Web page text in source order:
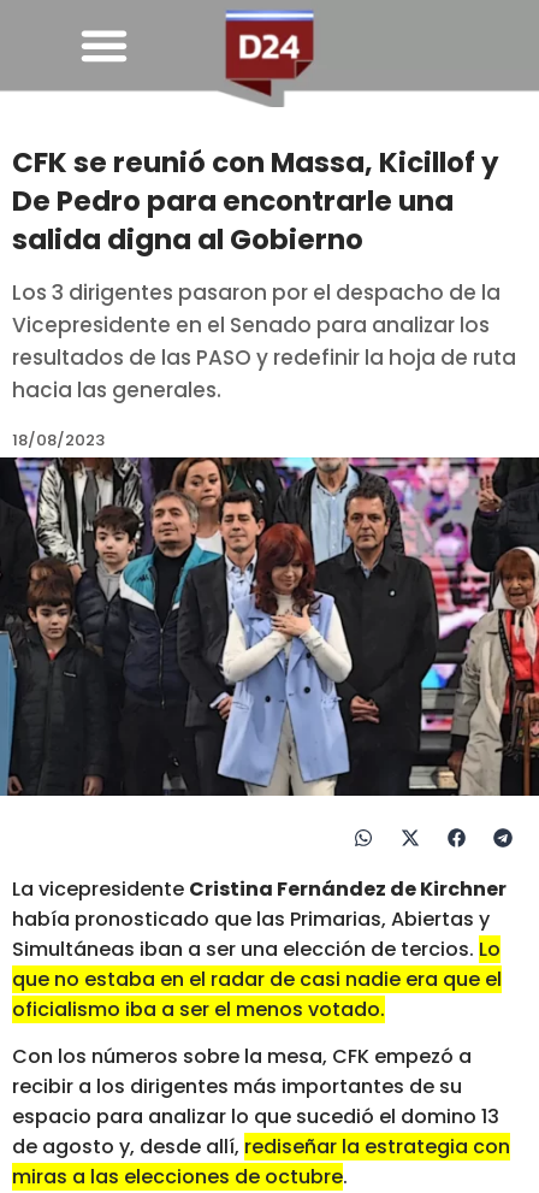
CFK se reunió con Massa, Kicillof y
De Pedro para encontrarle una
salida digna al Gobierno
Los 3 dirigentes pasaron por el despacho de la
Vicepresidente en el Senado para analizar los
resultados de las PASO y redefinir la hoja de ruta
hacia las generales.
18/08/2023
La vicepresidente Cristina Fernández de Kirchner
había pronosticado que las Primarias, Abiertas y
Simultáneas iban a ser una elección de tercios. Lo
que no estaba en el radar de casi nadie era que el
oficialismo iba a ser el menos votado.
Con los números sobre la mesa, CFK empezó a
recibir a los dirigentes más importantes de su
espacio para analizar lo que sucedió el domino 13
de agosto y, desde allí, rediseñar la estrategia con
miras a las elecciones de octubre.